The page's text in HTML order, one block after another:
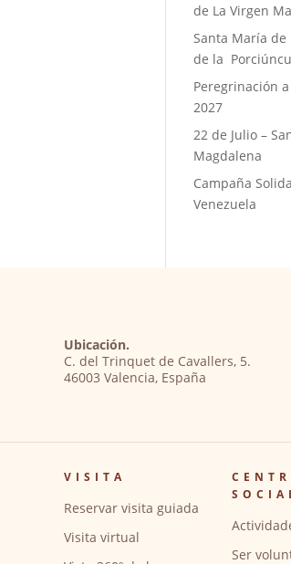
de La Virgen
Santa María de
de la
Peregrinación
2027
22 de Julio –
Magdalena
Campaña
Venezuela
Ubicación.
C. del Trinquet de Cavallers, 5.
46003 Valencia, España
VISITA
Reservar visita guiada
Visita virtual
Ser